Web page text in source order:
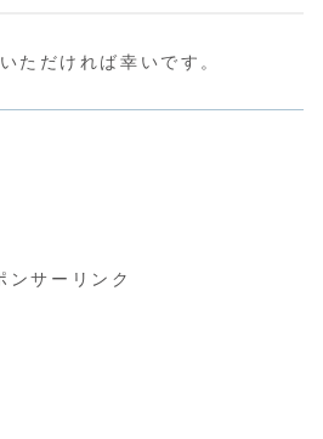
ただければ幸いです。
ンサーリンク